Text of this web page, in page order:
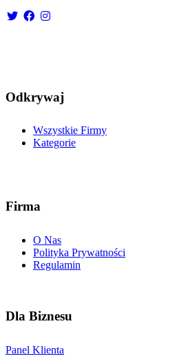
Odkrywaj
Wszystkie Firmy
Kategorie
Firma
O Nas
Polityka Prywatności
Regulamin
Dla Biznesu
Panel Klienta